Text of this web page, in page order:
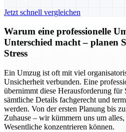
Jetzt schnell vergleichen
Warum eine professionelle
Unterschied macht – planen
Stress
Ein Umzug ist oft mit viel
Unsicherheit verbunden. Eine
übernimmt diese Herausforderung für
sämtliche Details fachgerecht und
werden. Von der ersten Planung bis
Zuhause – wir kümmern uns um
Wesentliche konzentrieren können.